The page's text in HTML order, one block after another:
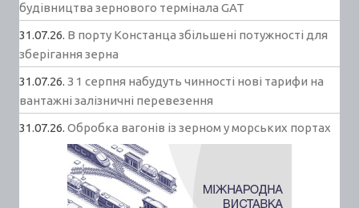
будівництва зернового термінала GAT
31.07.26. В порту Констанца збільшені потужності для
зберігання зерна
31.07.26. З 1 серпня набудуть чинності нові тарифи на
вантажні залізничні перевезення
31.07.26. Обробка вагонів із зерном у морських портах